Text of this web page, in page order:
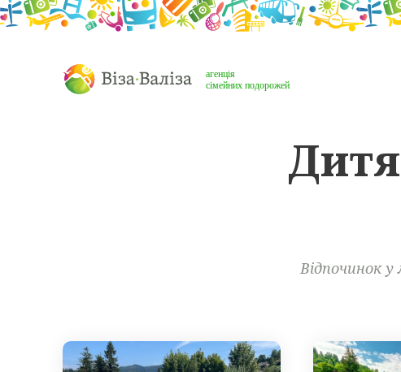
Відпочинок